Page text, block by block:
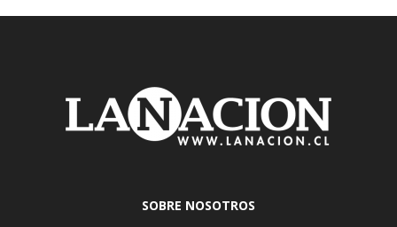
SOBRE NOSOTROS